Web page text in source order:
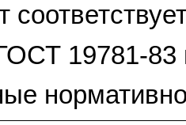
19781-83